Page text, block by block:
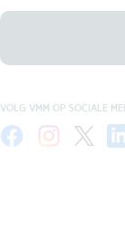
VOLG VMM OP SOCIALE